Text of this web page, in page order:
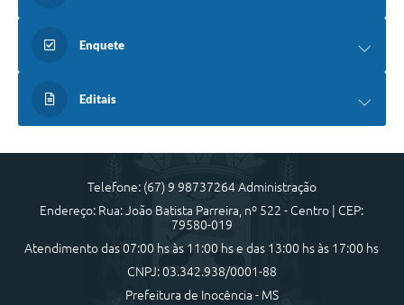
Enquete
Editais
Telefone: (67) 9 98737264 Administração
Endereço: Rua: João Batista Parreira, nº 522 - Centro | CEP:
79580-019
Atendimento das 07:00 hs às 11:00 hs e das 13:00 hs às 17:00 hs
CNPJ: 03.342.938/0001-88
Prefeitura de Inocência - MS